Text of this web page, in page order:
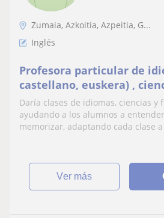
Zumaia, Azkoitia, Azpeitia, G...
Inglés
Profesora particular de
castellano, euskera) ,
(matemáticas, biología,
filosofía
Daría clases de idiomas, ciencias y
ayudando a los alumnos a
memorizar, adaptando cada clase
ver más